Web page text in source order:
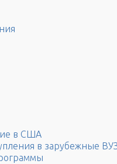
в США
в зарубежные